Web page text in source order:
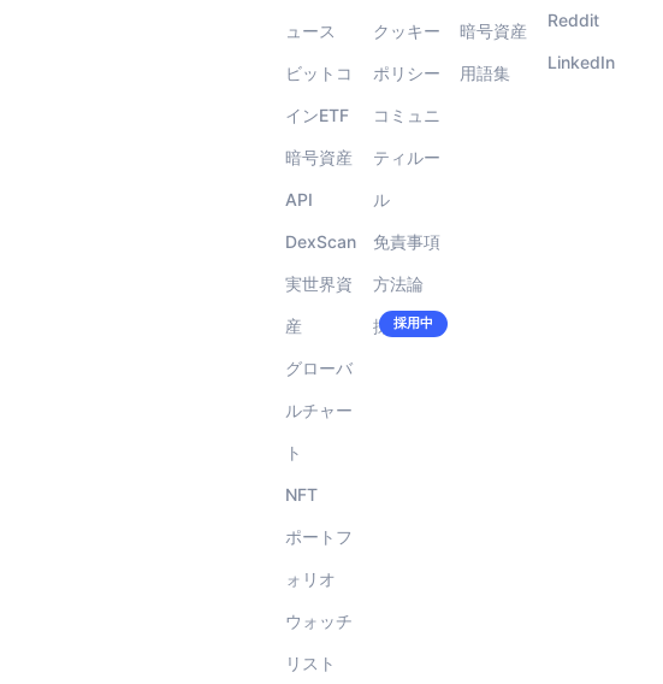
ュース
ビットコ
インETF
暗号資産
API
DexScan
実世界資
産
グローバ
ルチャー
ト
NFT
ポートフ
ォリオ
ウォッチ
リスト
クッキー
ポリシー
コミュニ
ティルー
ル
免責事項
方法論
採用情報
採用中
で
暗号資産
用語集
Reddit
LinkedIn